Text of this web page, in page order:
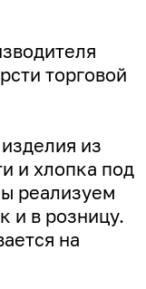
торговой
из
и хлопка под
реализуем
и в розницу.
на